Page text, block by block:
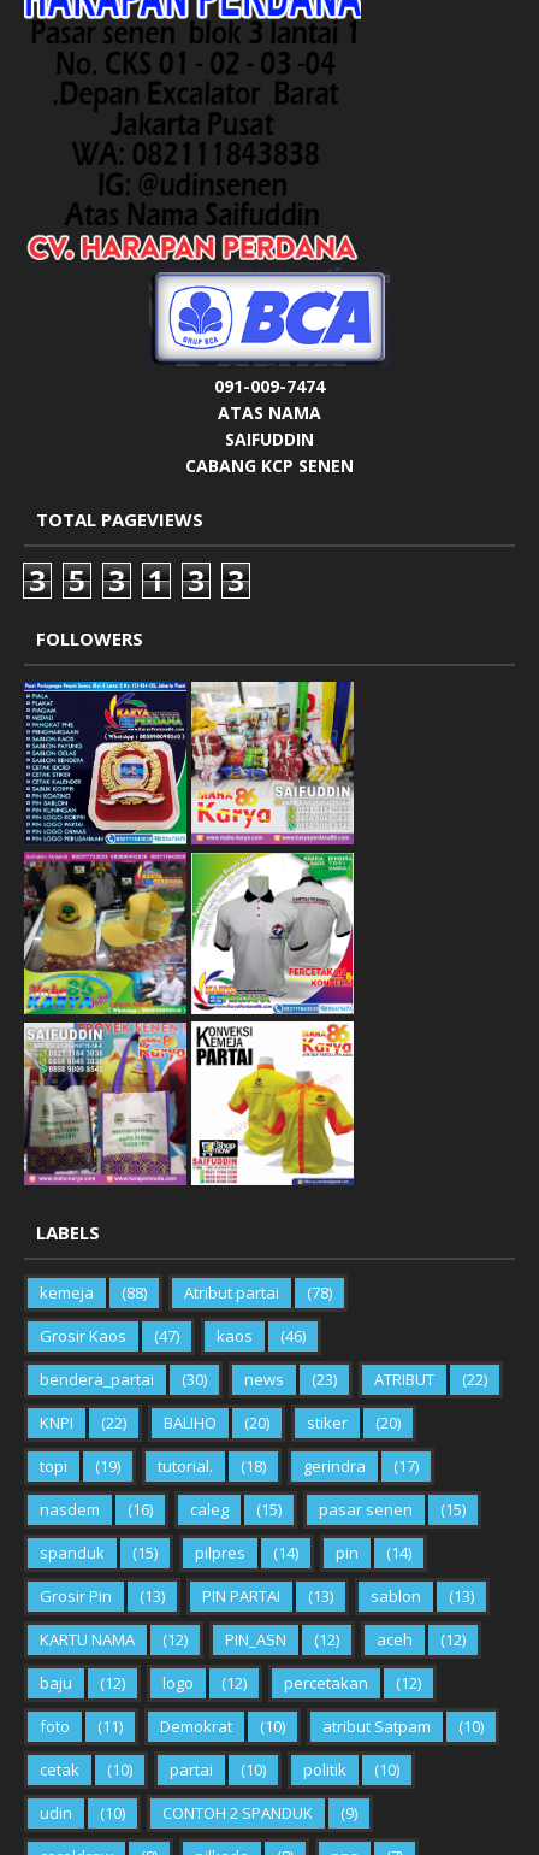
091-009-7474
ATAS NAMA
SAIFUDDIN
CABANG KCP SENEN
TOTAL PAGEVIEWS
3 5 3 1 3 3
FOLLOWERS
LABELS
kemeja (88) Atribut partai
(78)
Grosir Kaos
(47) kaos
(46)
bendera_partai
(30) news (23) ATRIBUT
(22)
KNPI
(22) BALIHO (20) stiker
(20)
topi
(19) tutorial. (18) gerindra
(17)
nasdem
(16) caleg (15) pasar senen
(15)
spanduk
(15) pilpres (14) pin
(14)
Grosir Pin
(13) PIN PARTAI (13) sablon
(13)
KARTU NAMA
(12) PIN_ASN (12) aceh
(12)
baju
(12) logo (12) percetakan
(12)
foto
(11) Demokrat (10) atribut Satpam
(10)
cetak
(10) partai (10) politik
(10)
udin
(10) CONTOH 2 SPANDUK
(9)